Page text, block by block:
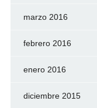
marzo 2016
febrero 2016
enero 2016
diciembre 2015